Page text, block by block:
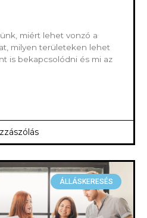
miért lehet vonzó a
milyen területeken lehet
is bekapcsolódni és mi az
ÁLLÁSKERESÉS